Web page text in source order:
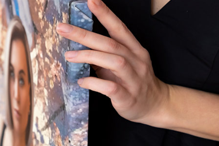
Ваш регион доставки
Выберите из списка: